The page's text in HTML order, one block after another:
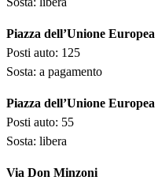
Piazza dell’Unione
Posti auto: 125
Sosta: a pagamento
Piazza dell’Unione Europea
Posti auto: 55
Sosta: libera
Via Don Minzoni